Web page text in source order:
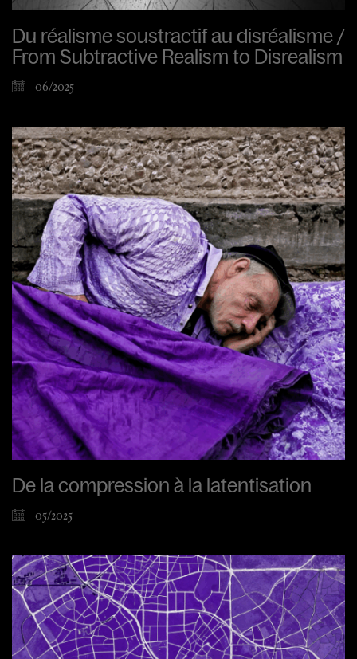
Du réalisme soustractif au disréalisme /
From Subtractive Realism to Disrealism
06/2025
De la compression à la latentisation
05/2025